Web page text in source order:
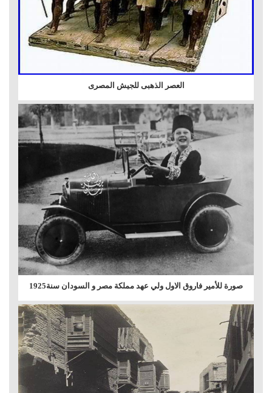
العصر الذهبى للجيش المصرى
صورة للأمير فاروق الاول ولي عهد مملكة مصر و السودان سنة1925